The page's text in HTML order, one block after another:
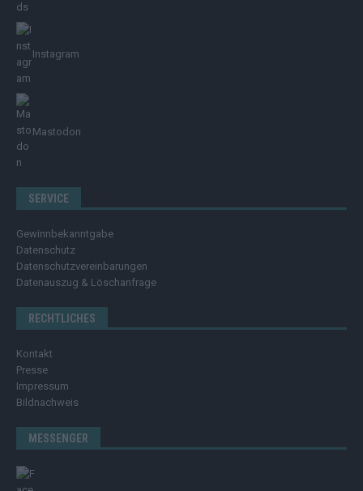
Instagram
Mastodon
SERVICE
Gewinnbekanntgabe
Datenschutz
Datenschutzvereinbarungen
Datenauszug & Löschanfrage
RECHTLICHES
Kontakt
Presse
Impressum
Bildnachweis
MESSENGER